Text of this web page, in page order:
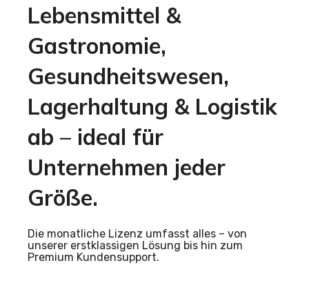
Lebensmittel &
Gastronomie,
Gesundheitswesen,
Lagerhaltung & Logistik
ab – ideal für
Unternehmen jeder
Größe.
Die monatliche Lizenz umfasst alles – von
unserer erstklassigen Lösung bis hin zum
Premium Kundensupport.